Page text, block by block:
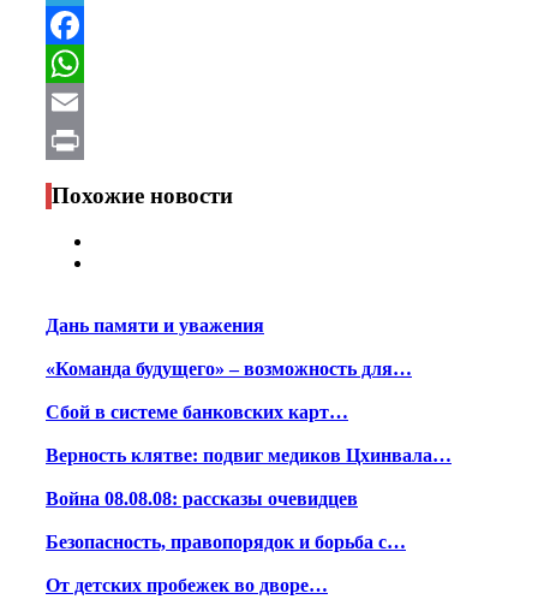
Telegram
Facebook
WhatsApp
Email
Print
Похожие новости
Дань памяти и уважения
«Команда будущего» – возможность для…
Сбой в системе банковских карт…
Верность клятве: подвиг медиков Цхинвала…
Война 08.08.08: рассказы очевидцев
Безопасность, правопорядок и борьба с…
От детских пробежек во дворе…